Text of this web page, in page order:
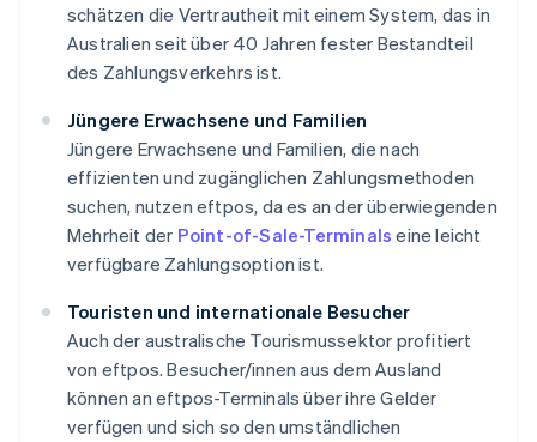
schätzen die Vertrautheit mit einem System, das in
Australien seit über 40 Jahren fester Bestandteil
des Zahlungsverkehrs ist.
Jüngere Erwachsene und Familien
Jüngere Erwachsene und Familien, die nach
effizienten und zugänglichen Zahlungsmethoden
suchen, nutzen eftpos, da es an der überwiegenden
Mehrheit der Point-of-Sale-Terminals eine leicht
verfügbare Zahlungsoption ist.
Touristen und internationale Besucher
Auch der australische Tourismussektor profitiert
von eftpos. Besucher/innen aus dem Ausland
können an eftpos-Terminals über ihre Gelder
verfügen und sich so den umständlichen